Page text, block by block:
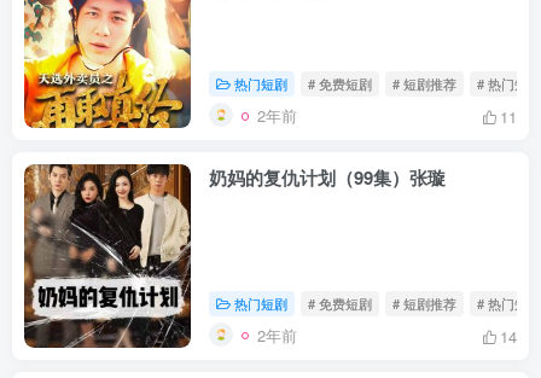
热门短剧 # 免费短剧 # 短剧推荐 # 热门短剧
2年前 11
奶妈的复仇计划（99集）张璇
热门短剧 # 免费短剧 # 短剧推荐 # 热门短剧
2年前 14